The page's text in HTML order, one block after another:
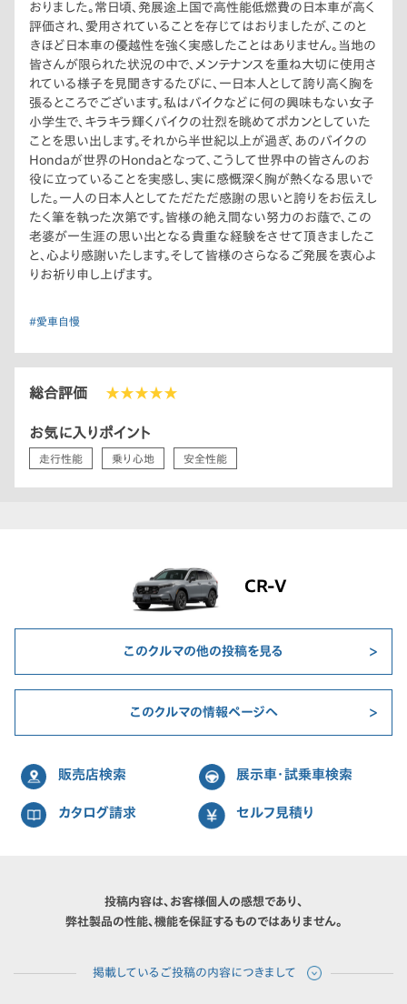
おりました。常日頃、発展途上国で高性能低燃費の日本車が高く
評価され、愛用されていることを存じてはおりましたが、このと
きほど日本車の優越性を強く実感したことはありません。当地の
皆さんが限られた状況の中で、メンテナンスを重ね大切に使用さ
れている様子を見聞きするたびに、一日本人として誇り高く胸を
張るところでございます。私はバイクなどに何の興味もない女子
小学生で、キラキラ輝くバイクの壮烈を眺めてポカンとしていた
ことを思い出します。それから半世紀以上が過ぎ、あのバイクの
Hondaが世界のHondaとなって、こうして世界中の皆さんのお
役に立っていることを実感し、実に感慨深く胸が熱くなる思いで
した。一人の日本人としてただただ感謝の思いと誇りをお伝えし
たく筆を執った次第です。皆様の絶え間ない努力のお蔭で、この
老婆が一生涯の思い出となる貴重な経験をさせて頂きましたこ
と、心より感謝いたします。そして皆様のさらなるご発展を衷心よ
りお祈り申し上げます。
#愛車自慢
総合評価 ★★★★★
お気に入りポイント
走行性能 乗り心地 安全性能
CR-V
このクルマの他の投稿を見る
このクルマの情報ページへ
販売店検索 展示車・試乗車検索
カタログ請求 セルフ見積り
投稿内容は、お客様個人の感想であり、
弊社製品の性能、機能を保証するものではありません。